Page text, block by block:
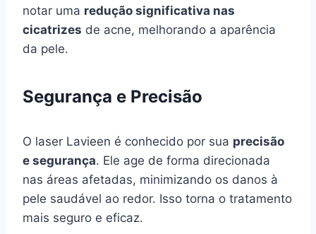
notar uma redução significativa nas
cicatrizes de acne, melhorando a aparência
da pele.
Segurança e Precisão
O laser Lavieen é conhecido por sua precisão
e segurança. Ele age de forma direcionada
nas áreas afetadas, minimizando os danos à
pele saudável ao redor. Isso torna o tratamento
mais seguro e eficaz.